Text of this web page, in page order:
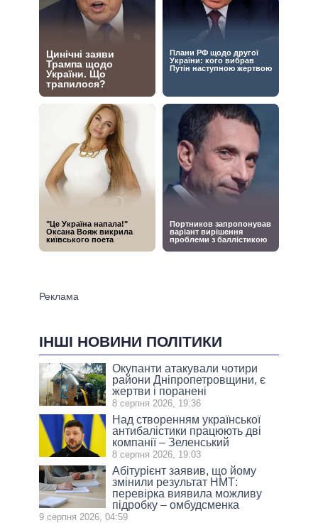
ІНШІ НОВИНИ ПОЛІТИКИ
Окупанти атакували чотири
райони Дніпропетровщини, є
жертви і поранені
8 серпня 2026, 19:36
Над створенням української
антибалістики працюють дві
компанії – Зеленський
8 серпня 2026, 19:03
Абітурієнт заявив, що йому
змінили результат НМТ:
перевірка виявила можливу
підробку – омбудсменка
9 серпня 2026, 04:59